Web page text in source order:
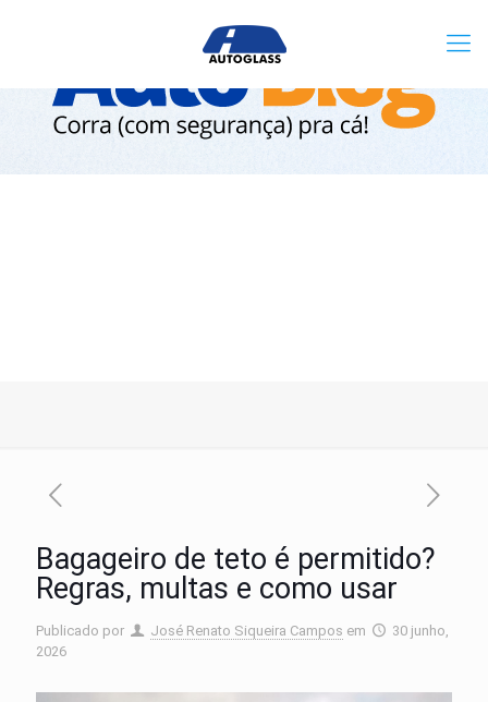
Bagageiro de teto é permitido?
Regras, multas e como usar
Publicado por José Renato Siqueira Campos em
30 junho,
2026